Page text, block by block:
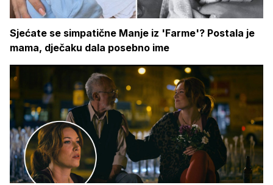
Sjećate se simpatične Manje iz 'Farme'? Postala je
mama, dječaku dala posebno ime